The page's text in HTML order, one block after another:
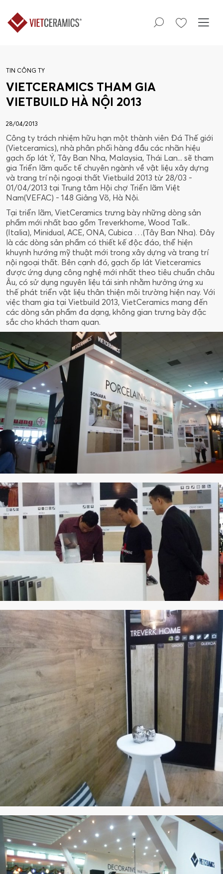
TIN CÔNG TY
VIETCERAMICS THAM GIA
VIETBUILD HÀ NỘI 2013
28/04/2013
Công ty trách nhiệm hữu hạn một thành viên Đá Thế giới
(Vietceramics), nhà phân phối hàng đầu các nhãn hiệu
gạch ốp lát Ý, Tây Ban Nha, Malaysia, Thái Lan... sẽ tham
gia Triển lãm quốc tế chuyên ngành về vật liệu xây dựng
và trang trí nội ngoại thất Vietbuild 2013 từ 28/03 -
01/04/2013 tại Trung tâm Hội chợ Triển lãm Việt
Nam(VEFAC) - 148 Giảng Võ, Hà Nội.
Tại triển lãm, VietCeramics trưng bày những dòng sản
phẩm mới nhất bao gồm Treverkhome, Wood Talk..
(Italia), Minidual, ACE, ONA, Cubica …(Tây Ban Nha). Đây
là các dòng sản phẩm có thiết kế độc đáo, thể hiện
khuynh hướng mỹ thuật mới trong xây dựng và trang trí
nội ngoại thất. Bên cạnh đó, gạch ốp lát Vietceramics
được ứng dụng công nghệ mới nhất theo tiêu chuẩn châu
Âu, có sử dụng nguyên liệu tái sinh nhằm hưởng ứng xu
thế phát triển vật liệu thân thiện môi trường hiện nay. Với
việc tham gia tại Vietbuild 2013, VietCeramics mang đến
các dòng sản phẩm đa dạng, không gian trưng bày đặc
sắc cho khách tham quan.